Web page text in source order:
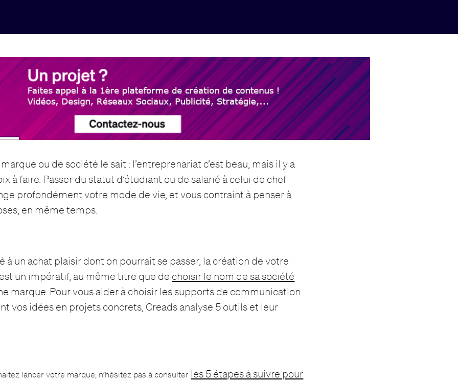
ou de société le sait : l’entreprenariat c’est beau, mais il y a
à faire. Passer du statut d’étudiant ou de salarié à celui de chef
profondément votre mode de vie, et vous contraint à penser à
en même temps.
à un achat plaisir dont on pourrait se passer, la création de votre
un impératif, au même titre que de choisir le nom de sa société
marque. Pour vous aider à choisir les supports de communication
vos idées en projets concrets, Creads analyse 5 outils et leur
lancer votre marque, n’hésitez pas à consulter les 5 étapes à suivre pour